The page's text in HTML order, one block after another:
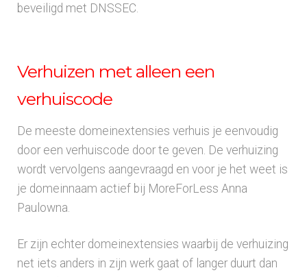
beveiligd met DNSSEC.
Verhuizen met alleen een
verhuiscode
De meeste domeinextensies verhuis je eenvoudig
door een verhuiscode door te geven. De verhuizing
wordt vervolgens aangevraagd en voor je het weet is
je domeinnaam actief bij MoreForLess Anna
Paulowna.
Er zijn echter domeinextensies waarbij de verhuizing
net iets anders in zijn werk gaat of langer duurt dan